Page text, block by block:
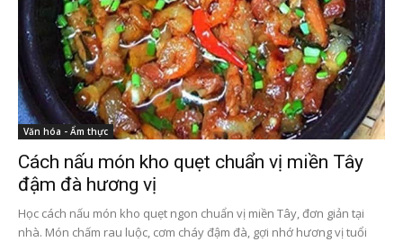
Văn hóa - Ẩm thực
Cách nấu món kho quẹt chuẩn vị miền Tây
đậm đà hương vị
Học cách nấu món kho quẹt ngon chuẩn vị miền Tây, đơn giản tại
nhà. Món chấm rau luộc, cơm cháy đậm đà, gợi nhớ hương vị tuổi